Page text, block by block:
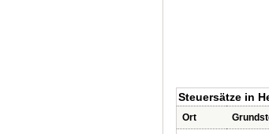
Steuersätze in
Ort